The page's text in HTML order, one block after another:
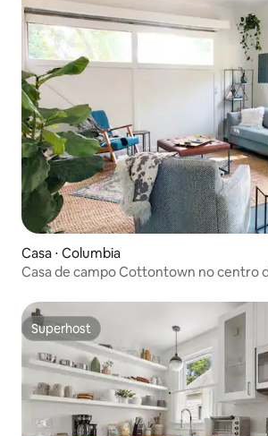
Casa ⋅ Columbia
Casa de campo Cottontown no centro
Superhost
Superhost